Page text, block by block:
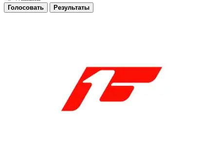
Голосовать Результаты